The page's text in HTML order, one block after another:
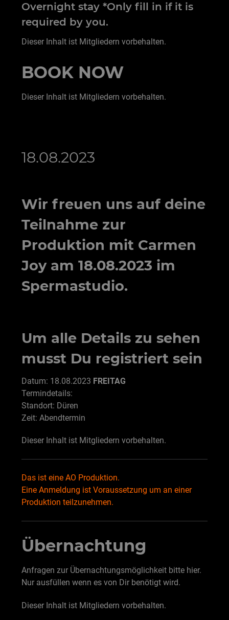
Overnight stay *Only fill in if it is
required by you.
Dieser Inhalt ist Mitgliedern vorbehalten.
BOOK NOW
Dieser Inhalt ist Mitgliedern vorbehalten.
18.08.2023
Wir freuen uns auf deine
Teilnahme zur
Produktion mit Carmen
Joy am 18.08.2023 im
Spermastudio.
Um alle Details zu sehen
musst Du registriert sein
Datum: 18.08.2023 FREITAG
Termindetails:
Standort: Düren
Zeit: Abendtermin
Dieser Inhalt ist Mitgliedern vorbehalten.
Das ist eine AO Produktion.
Eine Anmeldung ist Voraussetzung um an einer
Produktion teilzunehmen.
Übernachtung
Anfragen zur Übernachtungsmöglichkeit bitte hier.
Nur ausfüllen wenn es von Dir benötigt wird.
Dieser Inhalt ist Mitgliedern vorbehalten.